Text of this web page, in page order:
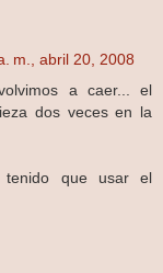
m., abril 20, 2008
a caer... el
dos veces en la
que usar el